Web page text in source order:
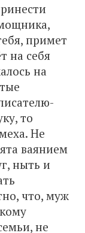
примет
на себя
на
то
Не
ваянием
ныть и
что, муж
не